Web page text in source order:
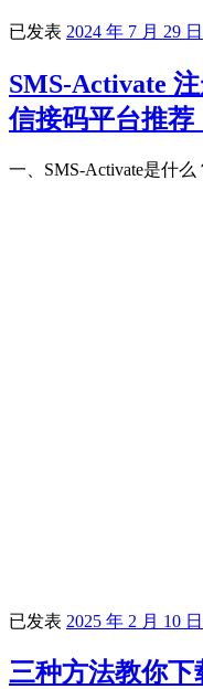
已发表 2024 年 7 月 29 日
SMS-Activate
信接码平台推荐
一、SMS-Activate是什
已发表 2025 年 2 月 10 日
三种方法教你下